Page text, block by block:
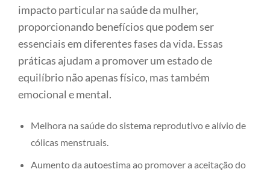
impacto particular na saúde da mulher,
proporcionando benefícios que podem ser
essenciais em diferentes fases da vida. Essas
práticas ajudam a promover um estado de
equilíbrio não apenas físico, mas também
emocional e mental.
Melhora na saúde do sistema reprodutivo e alívio de
cólicas menstruais.
Aumento da autoestima ao promover a aceitação do